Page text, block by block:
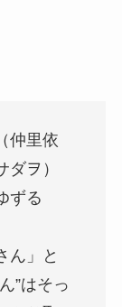
仲里依
ヲ）
ずる
ん」と
”はそっ